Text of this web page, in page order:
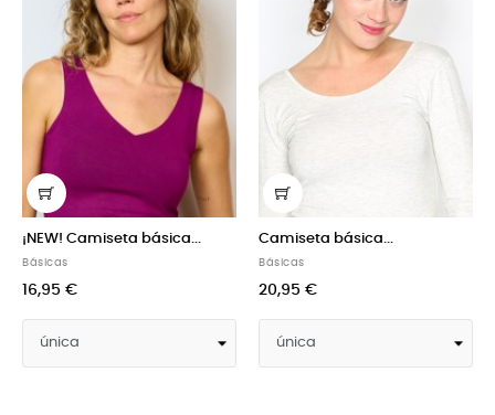
básica... Camiseta básica...